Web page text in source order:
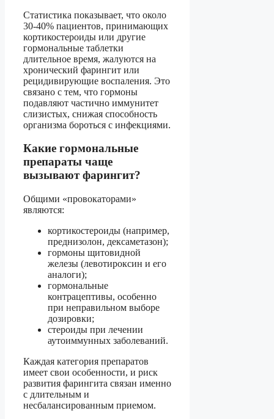
Статистика показывает, что около
30-40% пациентов, принимающих
кортикостероиды или другие
гормональные таблетки
длительное время, жалуются на
хронический фарингит или
рецидивирующие воспаления. Это
связано с тем, что гормоны
подавляют частично иммунитет
слизистых, снижая способность
организма бороться с инфекциями.
Какие гормональные
препараты чаще
вызывают фарингит?
Общими «провокаторами»
являются:
кортикостероиды (например,
преднизолон, дексаметазон);
гормоны щитовидной
железы (левотироксин и его
аналоги);
гормональные
контрацептивы, особенно
при неправильном выборе
дозировки;
стероиды при лечении
аутоиммунных заболеваний.
Каждая категория препаратов
имеет свои особенности, и риск
развития фарингита связан именно
с длительным и
несбалансированным приемом.